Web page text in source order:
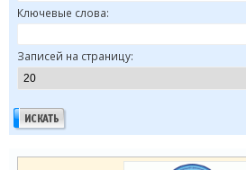
Ключевые слова:
Записей на страницу: